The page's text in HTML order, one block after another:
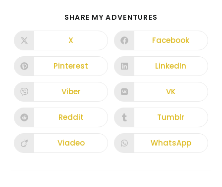
SHARE MY ADVENTURES
X Facebook
Pinterest LinkedIn
Viber VK
Reddit Tumblr
Viadeo WhatsApp